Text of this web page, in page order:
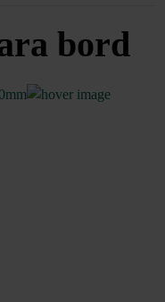
bord